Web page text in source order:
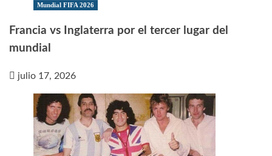
Mundial FIFA 2026
Francia vs Inglaterra por el tercer lugar del
mundial
julio 17, 2026